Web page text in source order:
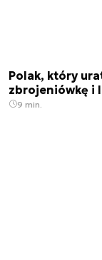
Polak, który
zbrojeniówkę i
9 min.